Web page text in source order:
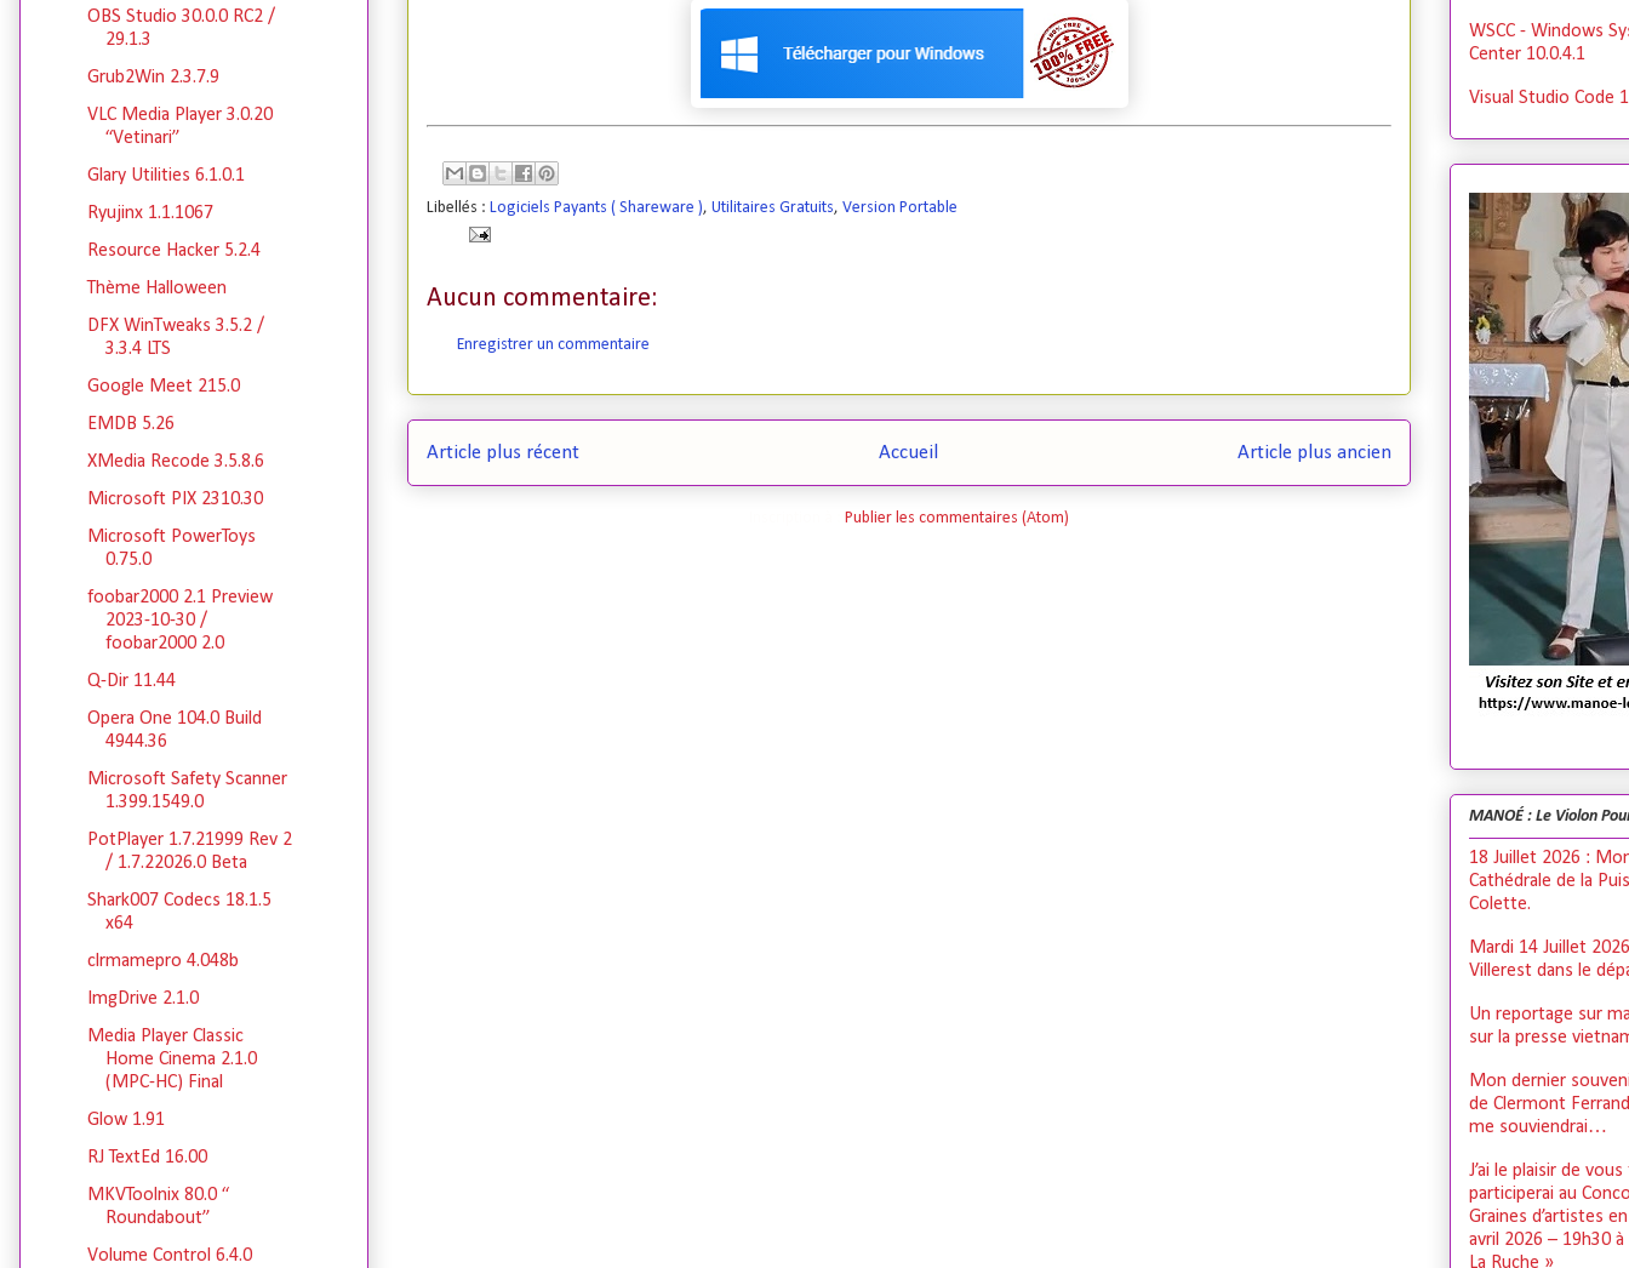
Libellés : Logiciels Payants ( Shareware ), Utilitaires Gratuits, Version Portable
Aucun commentaire:
Enregistrer un commentaire
Article plus récent Article plus ancien
Accueil
Publier les commentaires (Atom)
OBS Studio 30.0.0 RC2 /
29.1.3
Grub2Win 2.3.7.9
VLC Media Player 3.0.20
“Vetinari”
Glary Utilities 6.1.0.1
Ryujinx 1.1.1067
Resource Hacker 5.2.4
Thème Halloween
DFX WinTweaks 3.5.2 /
3.3.4 LTS
Google Meet 215.0
EMDB 5.26
XMedia Recode 3.5.8.6
Microsoft PIX 2310.30
Microsoft PowerToys
0.75.0
foobar2000 2.1 Preview
2023-10-30 /
foobar2000 2.0
Q-Dir 11.44
Opera One 104.0 Build
4944.36
Microsoft Safety Scanner
1.399.1549.0
PotPlayer 1.7.21999 Rev 2
/ 1.7.22026.0 Beta
Shark007 Codecs 18.1.5
x64
clrmamepro 4.048b
ImgDrive 2.1.0
Media Player Classic
Home Cinema 2.1.0
(MPC-HC) Final
Glow 1.91
RJ TextEd 16.00
MKVToolnix 80.0 “
Roundabout”
Volume Control 6.4.0
WSCC - Windows
Center 10.0.4.1
Visual Studio Code
MANOÉ : Le Violon
18 Juillet 2026 :
Cathédrale de la
Colette.
Mardi 14 Juillet
Villerest dans le
Un reportage sur
sur la presse
Mon dernier
de Clermont
me souviendrai…
J’ai le plaisir de
participerai au
Graines d’artistes
avril 2026 – 19h30
La Ruche »